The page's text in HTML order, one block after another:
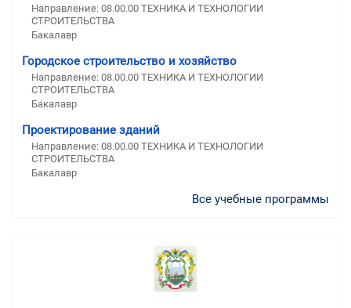
Направление: 08.00.00 ТЕХНИКА И ТЕХНОЛОГИИ
СТРОИТЕЛЬСТВА
Бакалавр
Городское строительство и хозяйство
Направление: 08.00.00 ТЕХНИКА И ТЕХНОЛОГИИ
СТРОИТЕЛЬСТВА
Бакалавр
Проектирование зданий
Направление: 08.00.00 ТЕХНИКА И ТЕХНОЛОГИИ
СТРОИТЕЛЬСТВА
Бакалавр
Все учебные программы